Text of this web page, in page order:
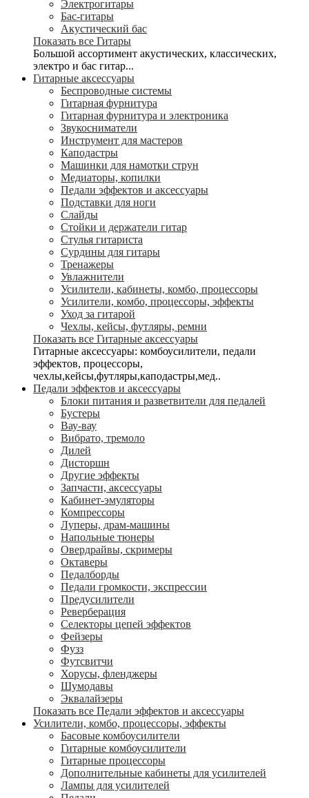
Электрогитары
Бас-гитары
Акустический бас
Показать все Гитары
Большой ассортимент акустических, классических,
электро и бас гитар...
Гитарные аксессуары
Беспроводные системы
Гитарная фурнитура
Гитарная фурнитура и электроника
Звукосниматели
Инструмент для мастеров
Каподастры
Машинки для намотки струн
Медиаторы, копилки
Педали эффектов и аксессуары
Подставки для ноги
Слайды
Стойки и держатели гитар
Стулья гитариста
Сурдины для гитары
Тренажеры
Увлажнители
Усилители, кабинеты, комбо, процессоры
Усилители, комбо, процессоры, эффекты
Уход за гитарой
Чехлы, кейсы, футляры, ремни
Показать все Гитарные аксессуары
Гитарные аксессуары: комбоусилители, педали
эффектов, процессоры,
чехлы,кейсы,футляры,каподастры,мед..
Педали эффектов и аксессуары
Блоки питания и разветвители для педалей
Бустеры
Вау-вау
Вибрато, тремоло
Дилей
Дисторшн
Другие эффекты
Запчасти, аксессуары
Кабинет-эмуляторы
Компрессоры
Луперы, драм-машины
Напольные тюнеры
Овердрайвы, скримеры
Октаверы
Педалборды
Педали громкости, экспрессии
Предусилители
Реверберация
Селекторы цепей эффектов
Фейзеры
Фузз
Футсвитчи
Хорусы, фленджеры
Шумодавы
Эквалайзеры
Показать все Педали эффектов и аксессуары
Усилители, комбо, процессоры, эффекты
Басовые комбоусилители
Гитарные комбоусилители
Гитарные процессоры
Дополнительные кабинеты для усилителей
Лампы для усилителей